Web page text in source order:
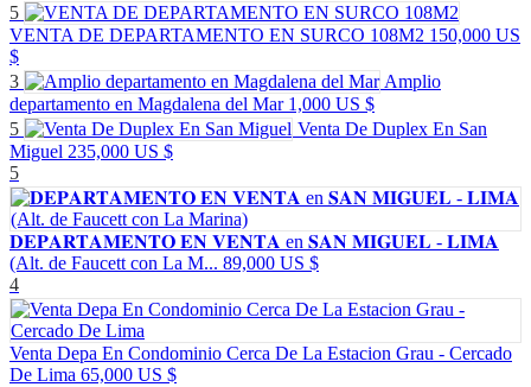
5
VENTA DE DEPARTAMENTO EN SURCO 108M2 150,000 US
$
3
Amplio
departamento en Magdalena del Mar 1,000 US $
5
Venta De Duplex En San
Miguel 235,000 US $
5
𝐃𝐄𝐏𝐀𝐑𝐓𝐀𝐌𝐄𝐍𝐓𝐎 𝐄𝐍 𝐕𝐄𝐍𝐓𝐀 en 𝐒𝐀𝐍 𝐌𝐈𝐆𝐔𝐄𝐋 - 𝐋𝐈𝐌𝐀
(Alt. de Faucett con La M... 89,000 US $
4
Venta Depa En Condominio Cerca De La Estacion Grau - Cercado
De Lima 65,000 US $